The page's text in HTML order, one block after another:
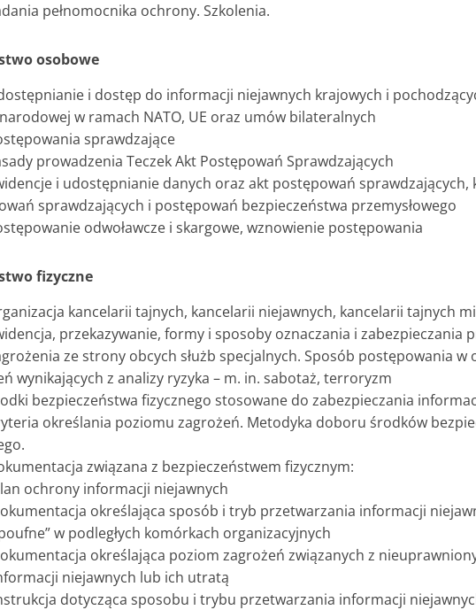
pełnomocnika ochrony. Szkolenia.
osobowe
i dostęp do informacji niejawnych krajowych i
w ramach NATO, UE oraz umów bilateralnych
sprawdzające
prowadzenia Teczek Akt Postępowań Sprawdzających
i udostępnianie danych oraz akt postępowań
sprawdzających i postępowań bezpieczeństwa przemysłowego
odwoławcze i skargowe, wznowienie postępowania
fizyczne
kancelarii tajnych, kancelarii niejawnych, kancelarii tajnych
przekazywanie, formy i sposoby oznaczania i zabezpieczania
ze strony obcych służb specjalnych. Sposób postępowania w
wynikających z analizy ryzyka – m. in. sabotaż, terroryzm
bezpieczeństwa fizycznego stosowane do zabezpieczania
określania poziomu zagrożeń. Metodyka doboru środków
związana z bezpieczeństwem fizycznym:
ochrony informacji niejawnych
określająca sposób i tryb przetwarzania informacji
w podległych komórkach organizacyjnych
określająca poziom zagrożeń związanych z
niejawnych lub ich utratą
dotycząca sposobu i trybu przetwarzania informacji